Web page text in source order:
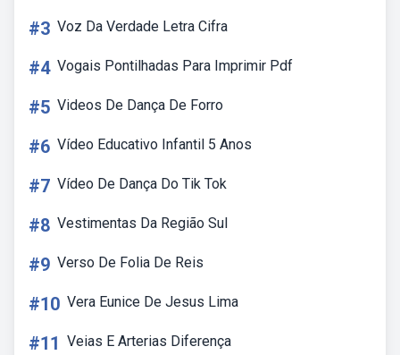
#3 Voz Da Verdade Letra Cifra
#4 Vogais Pontilhadas Para Imprimir Pdf
#5 Videos De Dança De Forro
#6 Vídeo Educativo Infantil 5 Anos
#7 Vídeo De Dança Do Tik Tok
#8 Vestimentas Da Região Sul
#9 Verso De Folia De Reis
#10 Vera Eunice De Jesus Lima
#11 Veias E Arterias Diferença